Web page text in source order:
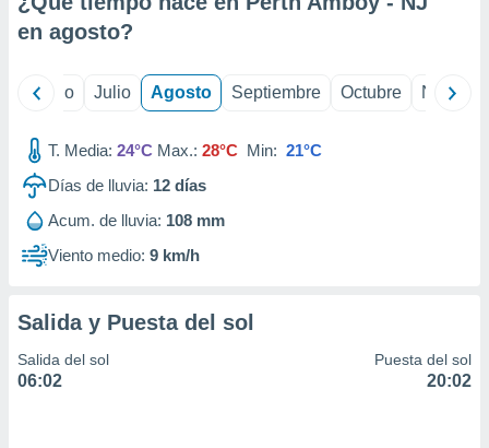
e
publicidad
publicidad
de
en agosto?
Junio Julio Agosto Septiembre Octubre
T. Media: 24°C Max.: 28°C Min: 21°C
Días de lluvia: 12 días
Acum. de lluvia: 108 mm
Viento medio: 9 km/h
Salida y Puesta del sol
Salida del sol
06:02
Puesta del sol
20:02